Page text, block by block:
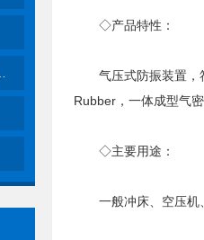
◇产品特性：
气压式防振装置，符
Rubber，一体成型气
◇主要用途：
一般冲床、空压机